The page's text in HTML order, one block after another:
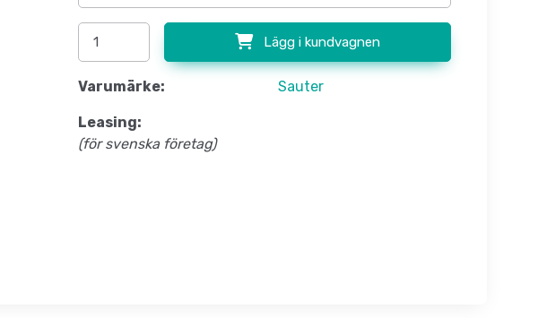
Lägg i kundvagnen
Varumärke: Sauter
Leasing:
(för svenska företag)